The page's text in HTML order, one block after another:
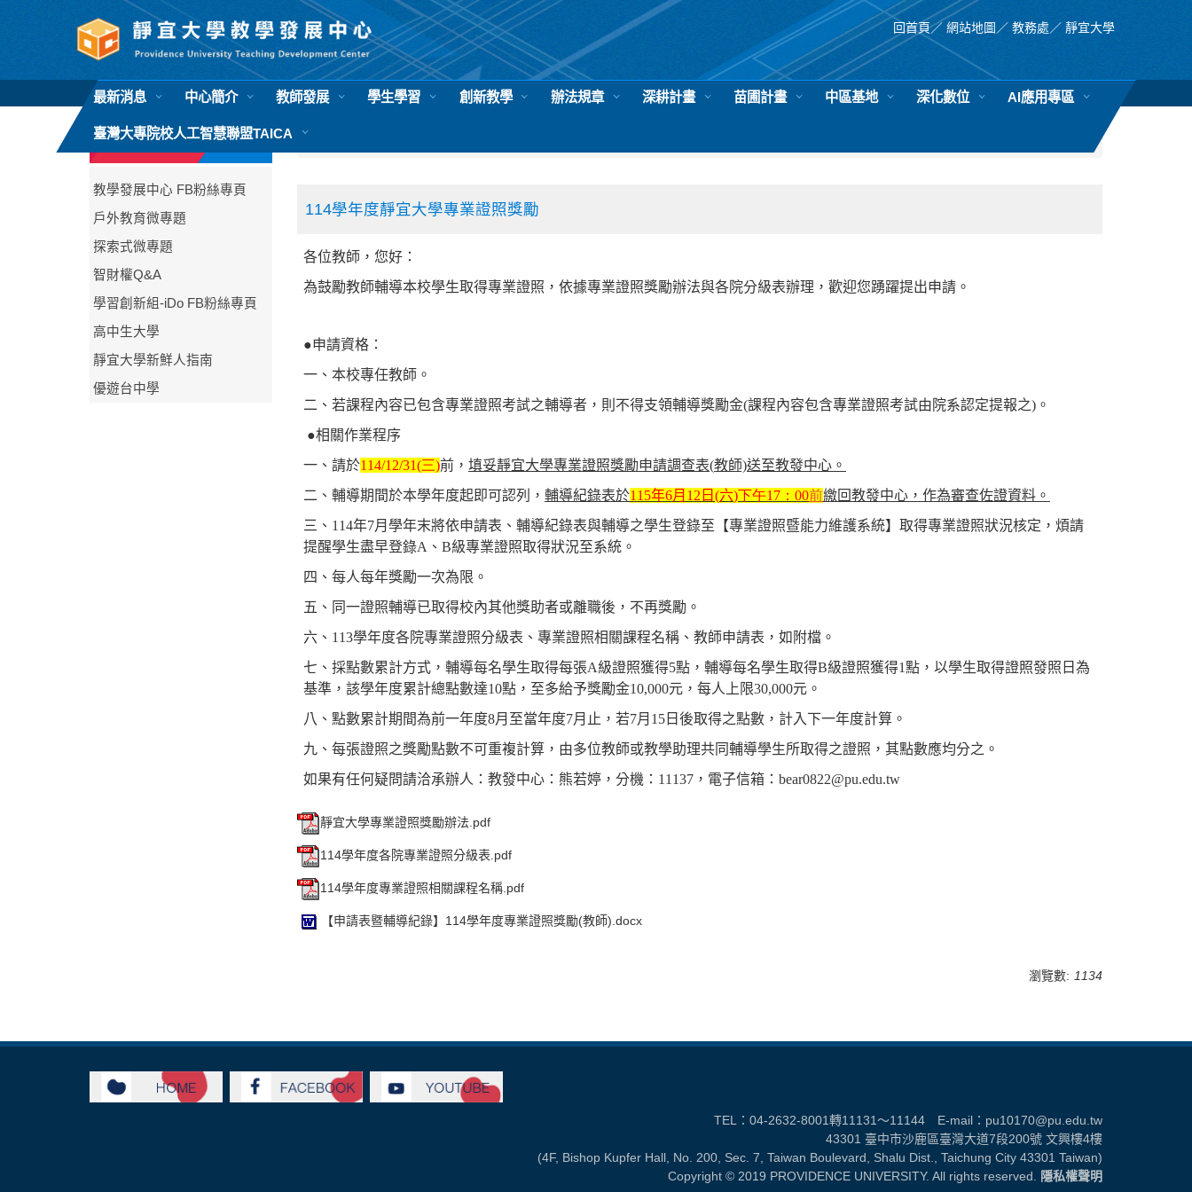
容
回首頁／ 網站地圖 ／ 教務處 ／ 靜宜大學
最新消息 中心簡介 教師發展 學生學習 創新教學 辦法規章 深耕計畫 苗圃計畫 中區基地 深化數位 AI應用專區
臺灣大專院校人工智慧聯盟TAICA
相關連結
教學發展中心 FB粉絲專頁
戶外教育微專題
探索式微專題
智財權Q&A
學習創新組-iDo FB粉絲專頁
高中生大學
靜宜大學新鮮人指南
優遊台中學
114學年度靜宜大學專業證照獎勵
各位教師，您好：
為鼓勵教師輔導本校學生取得專業證照，依據專業證照獎勵辦法與各院分級表辦理，歡迎您踴躍提出申請。
●申請資格：
一、本校專任教師。
二、若課程內容已包含專業證照考試之輔導者，則不得支領輔導獎勵金(課程內容包含專業證照考試由院系認定提報之)。
●相關作業程序
一、請於114/12/31(三)前 ， 填妥靜宜大學專業證照獎勵申請調查表(教師)送至教發中心。
二、輔導期間於本學年度起即可認列， 輔導紀錄表於115年6月 12 日 (六)下午17：00前繳回教發中心，作為審查佐證資料。
三、114年7月學年末將依申請表、輔導紀錄表與輔導之學生登錄至【專業證照暨能力維護系統】取得專業證照狀況核定，煩請
提醒學生盡早登錄A、B級專業證照取得狀況至系統。
四、每人每年獎勵一次為限。
五、同一證照輔導已取得校內其他獎助者或離職後，不再獎勵。
六、113學年度各院專業證照分級表、專業證照相關課程名稱、教師申請表，如附檔。
七、採點數累計方式，輔導每名學生取得每張A級證照獲得5點，輔導每名學生取得B級證照獲得1點，以學生取得證照發照日為
基準，該學年度累計總點數達10點，至多給予獎勵金10,000元，每人上限30,000元。
八、點數累計期間為前一年度8月至當年度7月止，若7月15日後取得之點數，計入下一年度計算。
九、每張證照之獎勵點數不可重複計算，由多位教師或教學助理共同輔導學生所取得之證照，其點數應均分之。
如果有任何疑問請洽承辦人：教發中心： 熊若婷 ，分機：11137，電子信箱：bear0822@pu.edu.tw
靜宜大學專業證照獎勵辦法.pdf
114學年度各院專業證照分級表.pdf
114學年度專業證照相關課程名稱.pdf
【申請表暨輔導紀錄】114學年度專業證照獎勵(教師).docx
瀏覽數: 1134
TEL：04-2632-8001轉11131～11144 E-mail： pu10170@pu.edu.tw
43301 臺中市沙鹿區臺灣大道7段200號 文興樓4樓
(4F, Bishop Kupfer Hall, No. 200, Sec. 7, Taiwan Boulevard, Shalu Dist., Taichung City 43301 Taiwan)
Copyright © 2019 PROVIDENCE UNIVERSITY. All rights reserved. 隱私權聲明